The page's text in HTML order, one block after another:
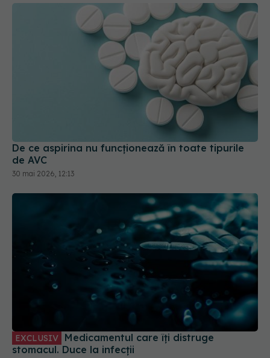
De ce aspirina nu funcționează în toate tipurile
de AVC
30 mai 2026, 12:13
EXCLUSIV
stomacul. Duce la infecții